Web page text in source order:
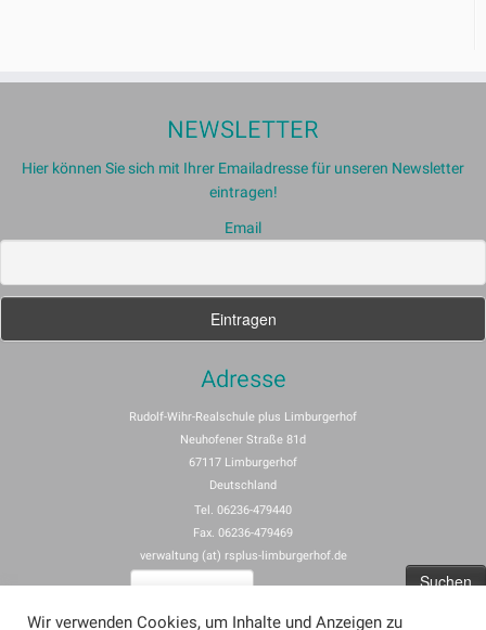
NEWSLETTER
Hier können Sie sich mit Ihrer Emailadresse für unseren Newsletter
eintragen!
Email
Adresse
Rudolf-Wihr-Realschule plus Limburgerhof
Neuhofener Straße 81d
67117 Limburgerhof
Deutschland
Tel. 06236-479440
Fax. 06236-479469
verwaltung (at) rsplus-limburgerhof.de
Wir verwenden Cookies, um Inhalte und Anzeigen zu